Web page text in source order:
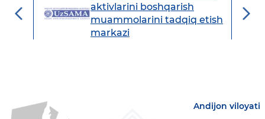
aktivlarini boshqarish
muammolarini tadqiq etish
markazi
Andijon viloyati